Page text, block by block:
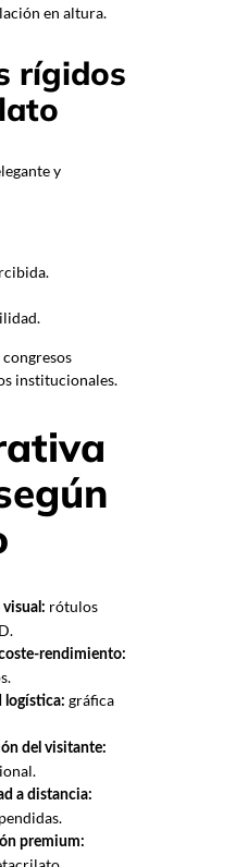
en altura.
rígidos
y
institucionales.
rótulos
rendimiento:
logística: gráfica
del visitante:
a distancia:
premium: